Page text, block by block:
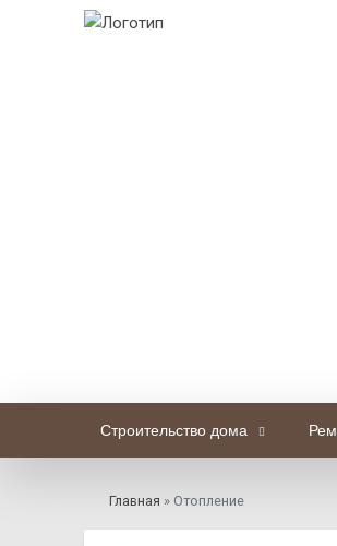
Строительство дома
Главная » Отопление